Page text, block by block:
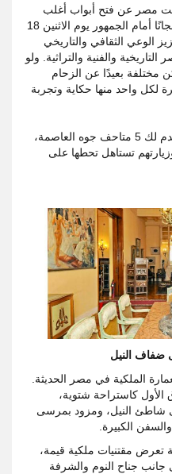
مصر عن فتح أبواب أغلب
المتاحف التاريخية والفنية والقومية مجانًا أمام الجمهور يوم الاثنين 18
الوعي الثقافي والتاريخي
والفنية والتراثية. ولو
مختلفة بعيدًا عن الزحام
لكل واحد منها حكاية وتجربة
في جولة Cairo360 لسنة 2026، بنقدم لك 5 متاحف جوه العاصمة،
تستاهل تحطها على
ضفاف النيل
الملكية في مصر الحديثة.
فاروق الأول كاستراحة شتوية،
شاطئ النيل، ومزود بمرسى
الكبيرة.
مقتنيات ملكية قيمة،
جناح النوم والشرفة